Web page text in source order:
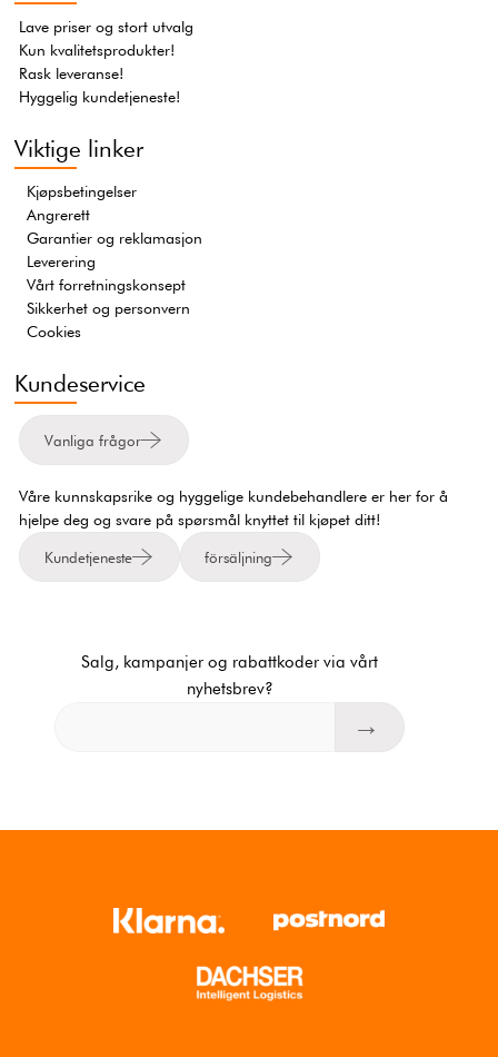
Lave priser og stort utvalg
Kun kvalitetsprodukter!
Rask leveranse!
Hyggelig kundetjeneste!
Viktige linker
Kjøpsbetingelser
Angrerett
Garantier og reklamasjon
Leverering
Vårt forretningskonsept
Sikkerhet og personvern
Cookies
Kundeservice
Vanliga frågor
Våre kunnskapsrike og hyggelige kundebehandlere er her for å
hjelpe deg og svare på spørsmål knyttet til kjøpet ditt!
Kundetjeneste försäljning
Salg, kampanjer og rabattkoder via vårt
nyhetsbrev?